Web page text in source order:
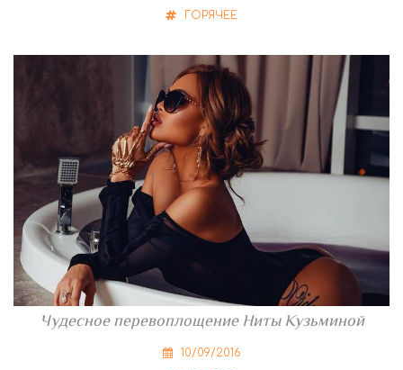
ГОРЯЧЕЕ
Чудесное перевоплощение Ниты Кузьминой
10/09/2016